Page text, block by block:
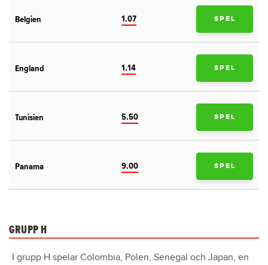
Belgien 1.07 SPEL
England 1.14 SPEL
Tunisien 5.50 SPEL
Panama 9.00 SPEL
GRUPP H
I grupp H spelar Colombia, Polen, Senegal och Japan, en